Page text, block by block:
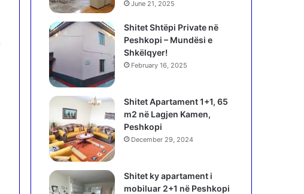
June 21, 2025
Shitet Shtëpi Private në
Peshkopi – Mundësi e
Shkëlqyer!
February 16, 2025
Shitet Apartament 1+1, 65
m2 në Lagjen Kamen,
Peshkopi
December 29, 2024
Shitet ky apartament i
mobiluar 2+1 në Peshkopi